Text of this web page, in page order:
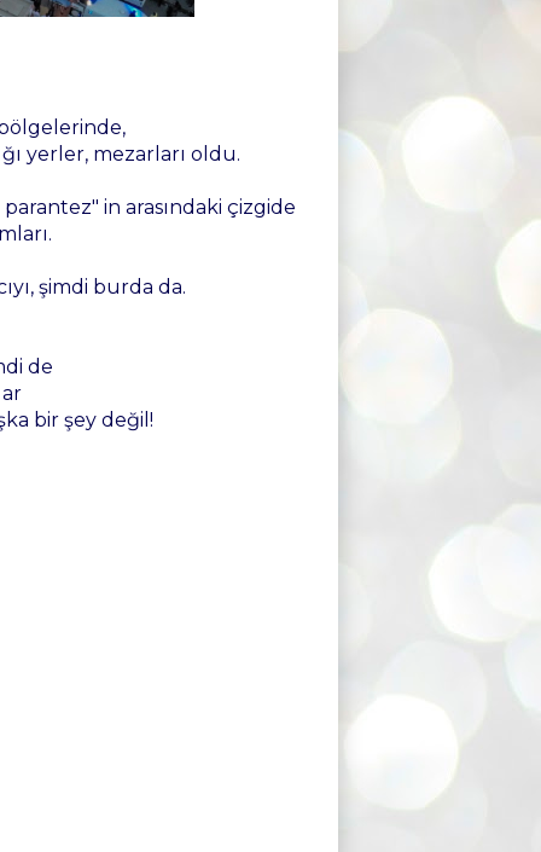
yerler, mezarları oldu.
in arasındaki çizgide
şimdi burda da.
de
bir şey değil!